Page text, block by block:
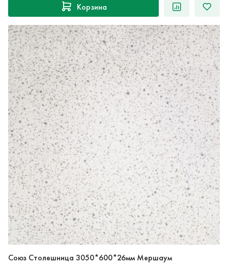
Корзина
Союз Столешница 3050*600*26мм Мершаум